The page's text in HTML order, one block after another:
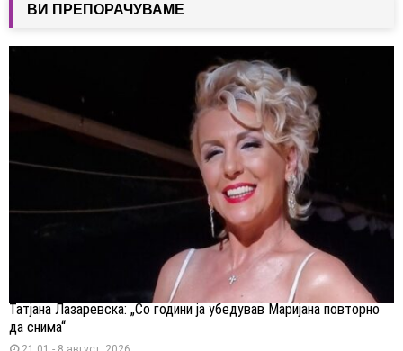
ВИ ПРЕПОРАЧУВАМЕ
Татјана Лазаревска: „Со години ја убедував Маријана повторно
да снима“